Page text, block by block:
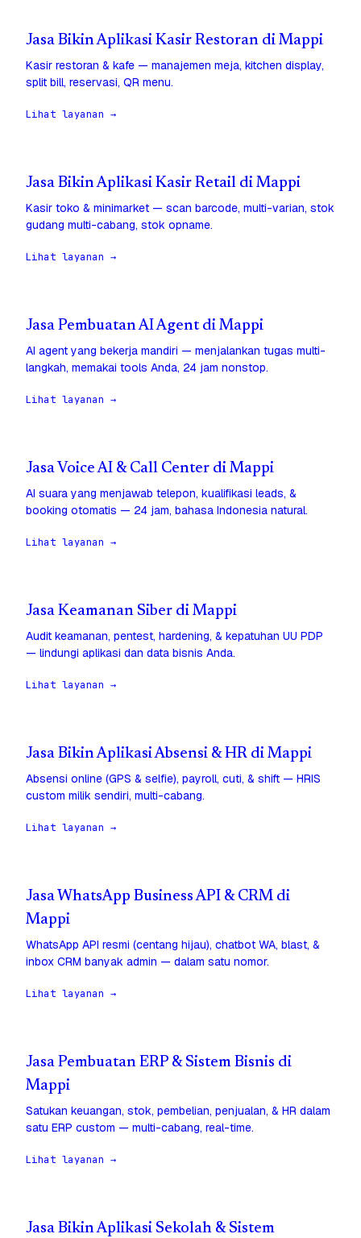
Jasa Bikin Aplikasi Kasir Restoran di Mappi
Kasir restoran & kafe — manajemen meja, kitchen display,
split bill, reservasi, QR menu.
Lihat layanan →
Jasa Bikin Aplikasi Kasir Retail di Mappi
Kasir toko & minimarket — scan barcode, multi-varian, stok
gudang multi-cabang, stok opname.
Lihat layanan →
Jasa Pembuatan AI Agent di Mappi
AI agent yang bekerja mandiri — menjalankan tugas multi-
langkah, memakai tools Anda, 24 jam nonstop.
Lihat layanan →
Jasa Voice AI & Call Center di Mappi
AI suara yang menjawab telepon, kualifikasi leads, &
booking otomatis — 24 jam, bahasa Indonesia natural.
Lihat layanan →
Jasa Keamanan Siber di Mappi
Audit keamanan, pentest, hardening, & kepatuhan UU PDP
— lindungi aplikasi dan data bisnis Anda.
Lihat layanan →
Jasa Bikin Aplikasi Absensi & HR di Mappi
Absensi online (GPS & selfie), payroll, cuti, & shift — HRIS
custom milik sendiri, multi-cabang.
Lihat layanan →
Jasa WhatsApp Business API & CRM di
Mappi
WhatsApp API resmi (centang hijau), chatbot WA, blast, &
inbox CRM banyak admin — dalam satu nomor.
Lihat layanan →
Jasa Pembuatan ERP & Sistem Bisnis di
Mappi
Satukan keuangan, stok, pembelian, penjualan, & HR dalam
satu ERP custom — multi-cabang, real-time.
Lihat layanan →
Jasa Bikin Aplikasi Sekolah & Sistem